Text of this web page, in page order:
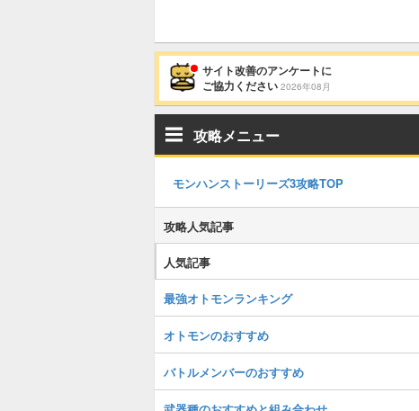
サイト改善のアンケートに
ご協力ください 2026年08月
攻略メニュー
モンハンストーリーズ3攻略TOP
攻略人気記事
人気記事
最強オトモンランキング
オトモンのおすすめ
バトルメンバーのおすすめ